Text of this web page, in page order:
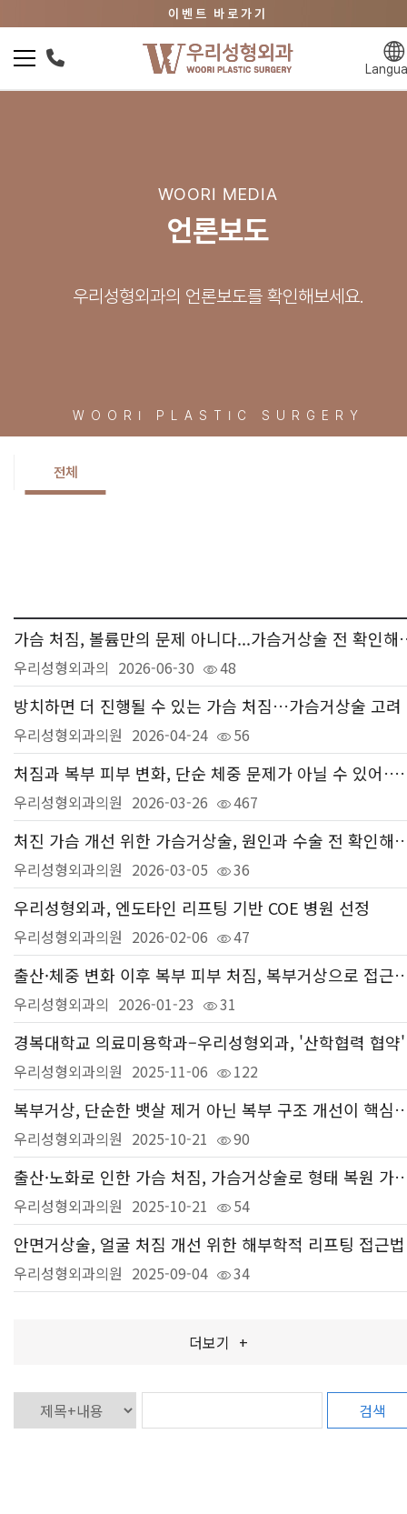
이벤트 바로가기
우리성형 뷰티클리닉 바로가기
상담문의 02.3446.0606
이벤트 바로가기
WOORI MEDIA
언론보도
우리성형외과의 언론보도를 확인해보세요.
WOORI PLASTIC SURGERY
전체
가슴 처짐, 볼륨
우리성형외과의 2026-06-30 48
우리성형외과의원 2026-04-24 56
처짐과 복부 피
우리성형외과의원 2026-03-26 467
처진 가슴 개선 위한 가슴거상
우리성형외과의원 2026-03-05 36
우리성형외과, 엔도타인 리프팅 기반 COE 병원 선정
우리성형외과의원 2026-02-06 47
출산·체중 변화 이후 복부 피부 처
우리성형외과의 2026-01-23 31
우리성형외과의원 2025-11-06 122
복부거상, 단순한 뱃살 제거
우리성형외과의원 2025-10-21 90
출산·노화로 인한 가슴 처짐,
우리성형외과의원 2025-10-21 54
안면거상술, 얼굴 처짐 개선 위한 해부학적 리프팅 접근법
우리성형외과의원 2025-09-04 34
더보기 +
검색